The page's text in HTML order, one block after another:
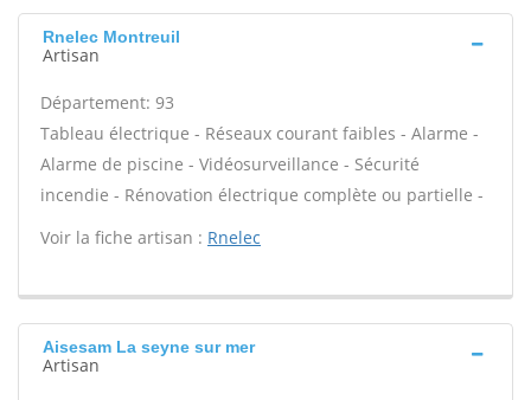
Rnelec Montreuil
Artisan
Département: 93
Tableau électrique - Réseaux courant faibles - Alarme -
Alarme de piscine - Vidéosurveillance - Sécurité
incendie - Rénovation électrique complète ou partielle -
Voir la fiche artisan : Rnelec
Aisesam La seyne sur mer
Artisan